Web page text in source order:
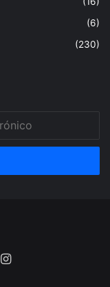
(6)
(230)
Instagram